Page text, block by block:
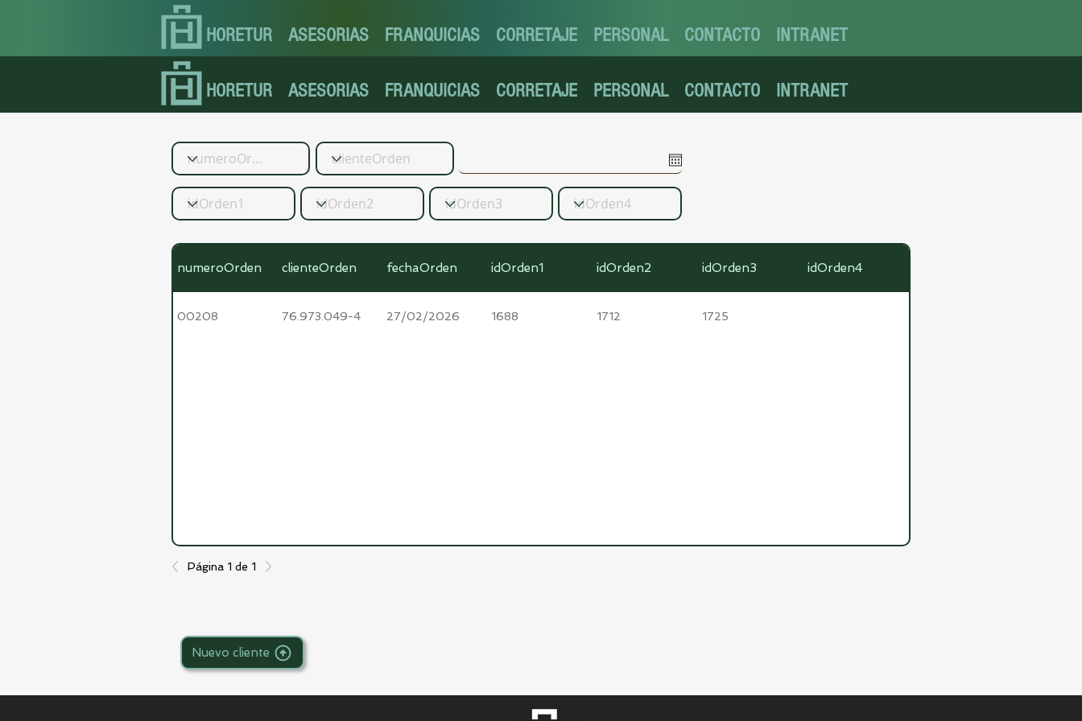
HORETUR ASESORIAS FRANQUICIAS CORRETAJE PERSONAL CONTACTO INTRANET
HORETUR ASESORIAS FRANQUICIAS CORRETAJE PERSONAL CONTACTO INTRANET
numeroOrden clienteOrden fechaOrden idOrden1 idOrden2 idOrden3 idOrden4
00208 76.973.049-4 27/02/2026 1688 1712 1725
Página 1 de 1
Nuevo cliente